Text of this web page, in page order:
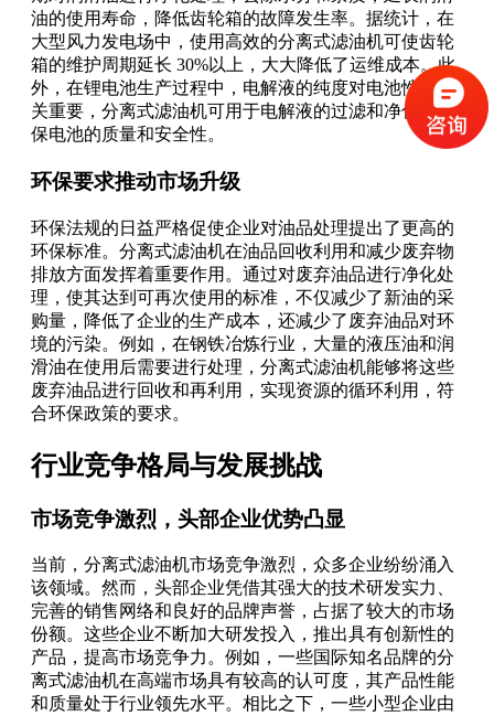
油的使用寿命，降低齿轮箱的故障发生率。据统计，在
大型风力发电场中，使用高效的分离式滤油机可使齿轮
箱的维护周期延长 30%以上，大大降低了运维成本。此
外，在锂电池生产过程中，电解液的纯度对电池性能至
关重要，分离式滤油机可用于电解液的过滤和净化，确
保电池的质量和安全性。
环保要求推动市场升级
环保法规的日益严格促使企业对油品处理提出了更高的
环保标准。分离式滤油机在油品回收利用和减少废弃物
排放方面发挥着重要作用。通过对废弃油品进行净化处
理，使其达到可再次使用的标准，不仅减少了新油的采
购量，降低了企业的生产成本，还减少了废弃油品对环
境的污染。例如，在钢铁冶炼行业，大量的液压油和润
滑油在使用后需要进行处理，分离式滤油机能够将这些
废弃油品进行回收和再利用，实现资源的循环利用，符
合环保政策的要求。
行业竞争格局与发展挑战
市场竞争激烈，头部企业优势凸显
当前，分离式滤油机市场竞争激烈，众多企业纷纷涌入
该领域。然而，头部企业凭借其强大的技术研发实力、
完善的销售网络和良好的品牌声誉，占据了较大的市场
份额。这些企业不断加大研发投入，推出具有创新性的
产品，提高市场竞争力。例如，一些国际知名品牌的分
离式滤油机在高端市场具有较高的认可度，其产品性能
和质量处于行业领先水平。相比之下，一些小型企业由